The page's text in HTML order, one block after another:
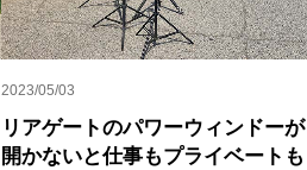
2023/05/03
リアゲートのパワーウィンドーが
開かないと仕事もプライベートも